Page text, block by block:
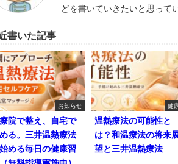
どを書いていきたいと思って
書いた記事
お知らせ
院で整え、自宅で
る。三井温熱療法
める毎日の健康習
健
温熱療法の可能性と
は？和温療法の将来
望と三井温熱療法